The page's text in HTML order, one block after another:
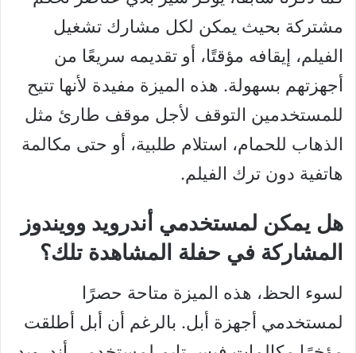
مشتركة بحيث يمكن لكل مشارك تشغيل
الفيلم، إيقافه مؤقتًا، أو تقديمه سريعًا من
أجهزتهم بسهولة. هذه الميزة مفيدة لأنها تتيح
للمستخدمين التوقف لأجل موقف طارئ مثل
الذهاب للحمام، استلام طلبية، أو حتى مكالمة
هاتفية دون ترك الفيلم.
هل يمكن لمستخدمي أندرويد وويندوز
المشاركة في حفلة المشاهدة تلك؟
لسوء الحظ، هذه الميزة متاحة حصرًا
لمستخدمي أجهزة أبل. بالرغم أن أبل أطلقت